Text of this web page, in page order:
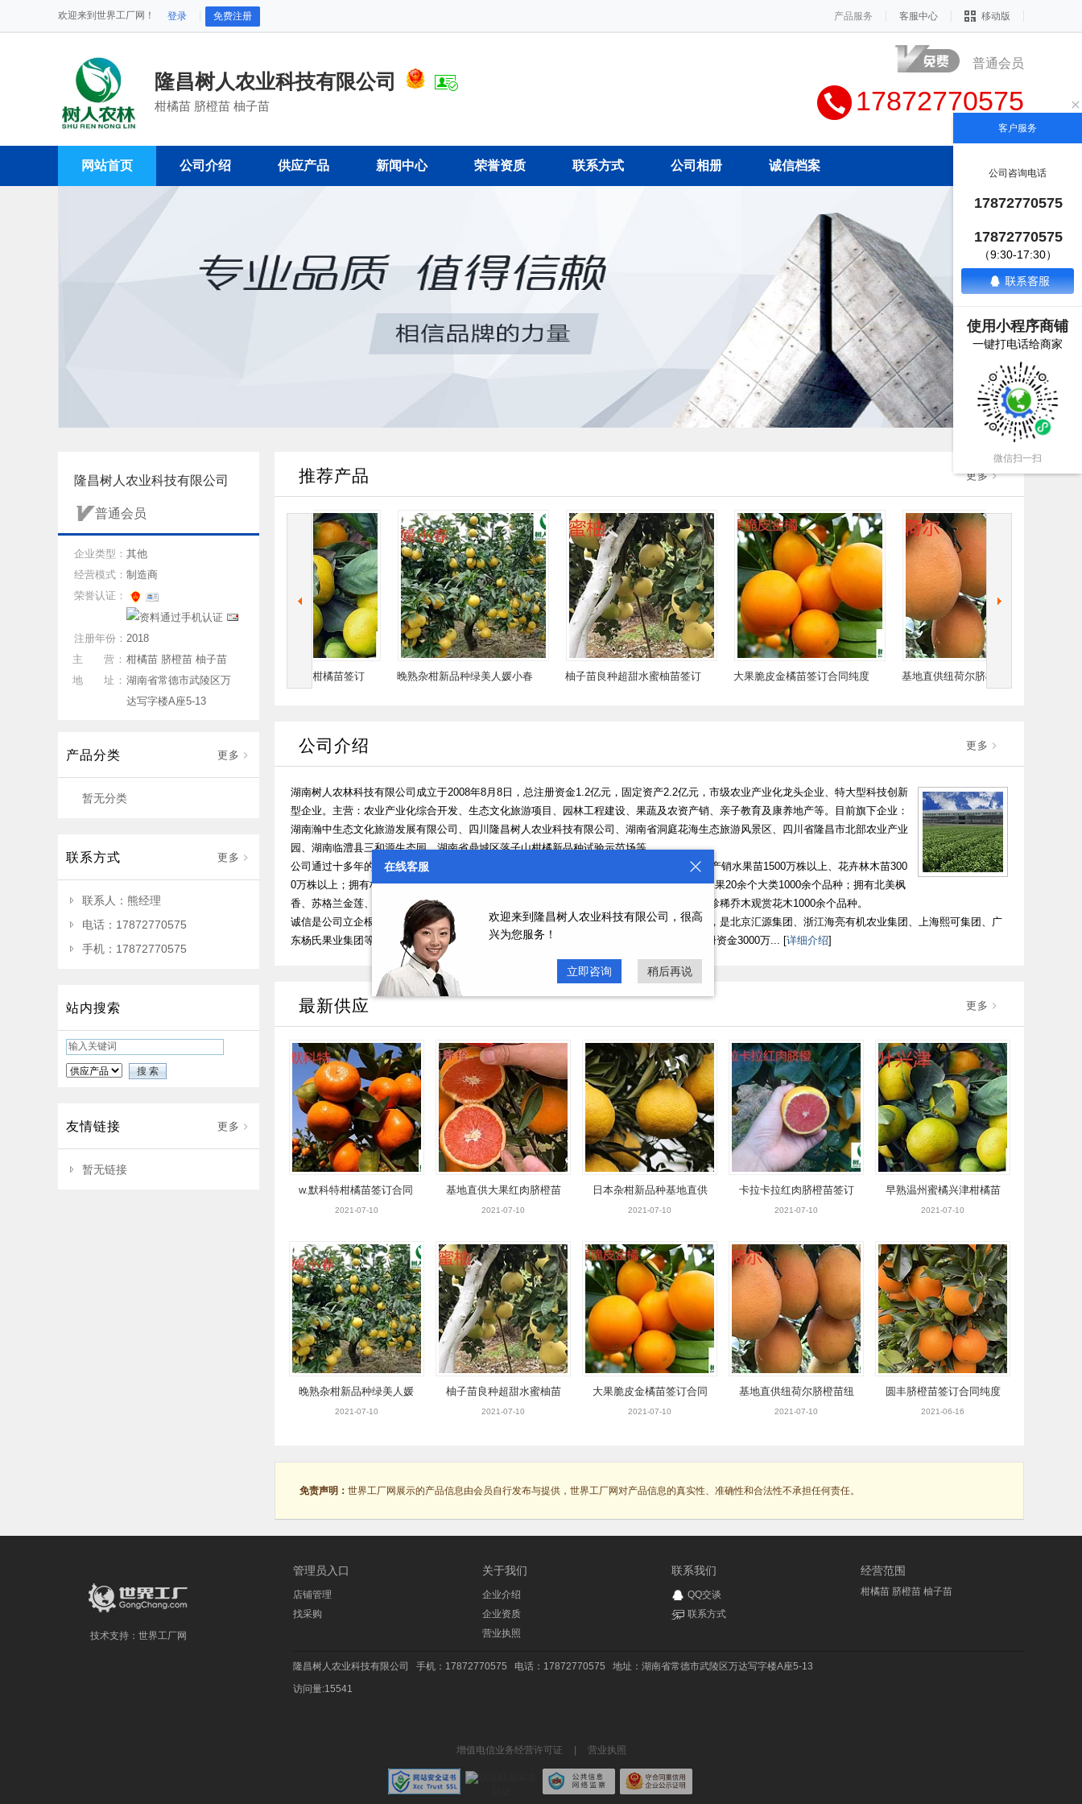
欢迎来到世界工厂网！ 登录 免费注册 产品服务 客服中心 移动版
隆昌树人农业科技有限公司
柑橘苗 脐橙苗 柚子苗
普通会员
17872770575
网站首页 公司介绍 供应产品 新闻中心 荣誉资质 联系方式 公司相册 诚信档案
隆昌树人农业科技有限公司
普通会员
企业类型： 其他
经营模式： 制造商
荣誉认证：
注册年份： 2018
主 营： 柑橘苗 脐橙苗 柚子苗
地 址： 湖南省常德市武陵区万
达写字楼A座5-13
更多
产品分类
暂无分类
更多
联系方式
联系人：熊经理
电话：17872770575
手机：17872770575
站内搜索
更多
友情链接
暂无链接
更多
推荐产品
拉卡拉红肉脐橙苗签订合同
早熟温州蜜橘兴津柑橘苗签订
合同纯度保证
晚熟杂柑新品种绿美人媛小春
柚子苗良种超甜水蜜柚苗签订
大果脆皮金橘苗签订合同纯度
基地直供纽荷尔脐橙苗纽荷尔
更多
公司介绍
湖南树人农林科技有限公司成立于2008年8月8日，总注册资金1.2亿元，固定资产2.2亿元，市级农业产业化龙头企业、特大型科技创新
型企业。主营：农业产业化综合开发、生态文化旅游项目、园林工程建设、果蔬及农资产销、亲子教育及康养地产等。目前旗下企业：
湖南瀚中生态文化旅游发展有限公司、四川隆昌树人农业科技有限公司、湖南省洞庭花海生态旅游风景区、四川省隆昌市北部农业产业
园、湖南临澧县三和源生态园、湖南省鼎城区落子山柑橘新品种试验示范场等。
公司通过十多年的稳健发展，目前在湖南省常德市、四川省隆昌市建有苗木基地1500亩，年产销水果苗1500万株以上、花卉林木苗300
0万株以上；拥有柑橘、桃、李、葡萄、梨、果桑、无花果、南方樱桃、蓝梅等国内外良种水果20余个大类1000余个品种；拥有北美枫
香、苏格兰金莲、加拿大红叶紫荆、美国紫薇、紫藤、欧洲月季、绣球、台湾樱花等国内外珍稀乔木观赏花木1000余个品种。
诚信是公司立企根本，公司柑橘种苗遍布国内十多个柑橘主产省市，发展柑橘面积近百万亩，是北京汇源集团、浙江海亮有机农业集团、上海熙可集团、广
东杨氏果业集团等上市企业种苗供应商。隆昌树人农业科技有限公司成立于2018年7月，注册资金3000万... [详细介绍]
更多
最新供应
w.默科特柑橘苗签订合同
纯度保证
2021-07-10
基地直供大果红肉脐橙苗
签订合同纯度保证
2021-07-10
日本杂柑新品种基地直供
春香（黄金贡柚）柑橘苗
2021-07-10
卡拉卡拉红肉脐橙苗签订
合同纯度保证
2021-07-10
早熟温州蜜橘兴津柑橘苗
签订合同纯度保证
2021-07-10
晚熟杂柑新品种绿美人媛
小春柑橘苗签订合同
2021-07-10
柚子苗良种超甜水蜜柚苗
签订合同纯度保证
2021-07-10
大果脆皮金橘苗签订合同
纯度保证
2021-07-10
基地直供纽荷尔脐橙苗纽
荷尔脐橙杯苗签订合同纯
2021-07-10
圆丰脐橙苗签订合同纯度
保证顺丰包邮
2021-06-16
免责声明： 世界工厂网展示的产品信息由会员自行发布与提供，世界工厂网对产品信息的真实性、准确性和合法性不承担任何责任。
技术支持： 世界工厂网
管理员入口
店铺管理
找采购
关于我们
企业介绍
企业资质
营业执照
联系我们
QQ交谈
联系方式
经营范围
柑橘苗 脐橙苗 柚子苗
隆昌树人农业科技有限公司 手机：17872770575 电话：17872770575
地址：湖南省常德市武陵区万达写字楼A座5-13
访问量:15541
增值电信业务经营许可证 营业执照
客户服务
公司咨询电话
17872770575
17872770575
（9:30-17:30）
使用小程序商铺
一键打电话给商家
微信扫一扫
在线客服
欢迎来到隆昌树人农业科技有限公司，很高
兴为您服务！
立即咨询 稍后再说